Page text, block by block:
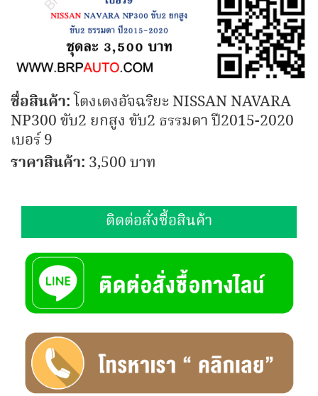
ชื่อสินค้า:โตงเตงอัจฉริยะ NISSAN NAVARA
NP300 ขับ2 ยกสูง ขับ2 ธรรมดา ปี2015-2020
เบอร์ 9
ราคาสินค้า: 3,500 บาท
ติดต่อสั่งซื้อสินค้า